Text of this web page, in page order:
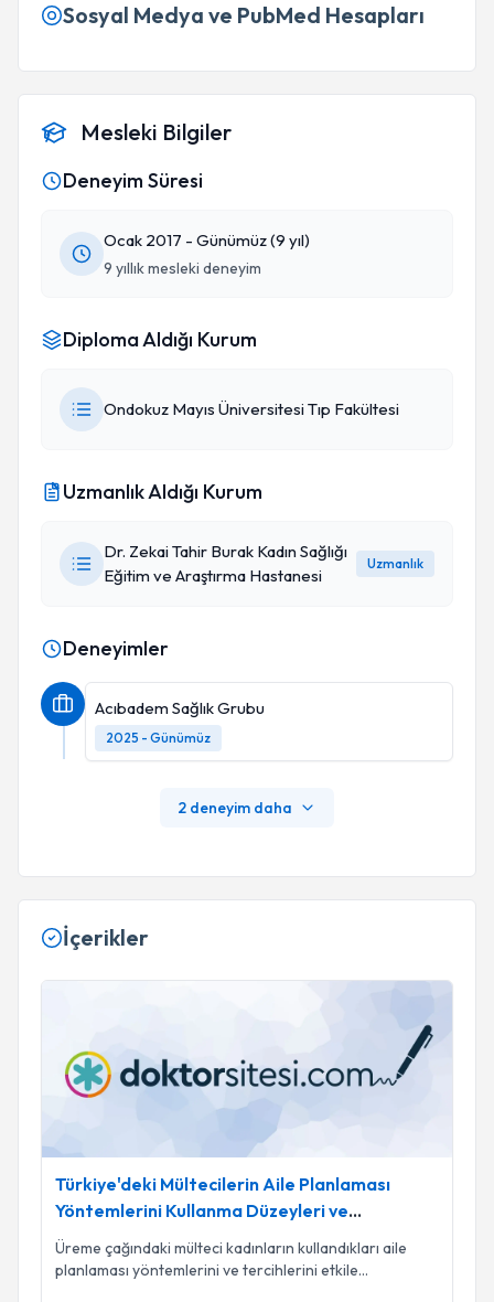
Sosyal Medya ve PubMed Hesapları
Mesleki Bilgiler
Deneyim Süresi
Ocak 2017 - Günümüz (9 yıl)
9 yıllık mesleki deneyim
Diploma Aldığı Kurum
Ondokuz Mayıs Üniversitesi Tıp Fakültesi
Uzmanlık Aldığı Kurum
Dr. Zekai Tahir Burak Kadın Sağlığı
Eğitim ve Araştırma Hastanesi
Uzmanlık
Deneyimler
Acıbadem Sağlık Grubu
2025 - Günümüz
2 deneyim daha
İçerikler
Türkiye'deki Mültecilerin Aile Planlaması
Yöntemlerini Kullanma Düzeyleri ve
Seçimlerini Etkileyen Faktörler: Retrospektif
Klinik Bir Çalışma
Üreme çağındaki mülteci kadınların kullandıkları aile
planlaması yöntemlerini ve tercihlerini etkile...